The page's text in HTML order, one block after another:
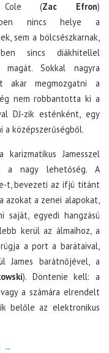
Cole (Zac Efron)
nincs helye a
sem a bölcsészkarnak,
sincs diákhitellel
magát. Sokkal nagyra
akar megmozgatni a
nem robbantotta ki a
DJ-zik esténként, egy
középszerűségből.
Jamesszel
a nagy lehetőség. A
t, bevezeti az ifjú titánt
azokat a zenei alapokat,
saját, egyedi hangzású
kerül az álmaihoz, a
a port a barátaival,
James barátnőjével, a
). Döntenie kell: a
a számára elrendelt
belőle az elektronikus
→